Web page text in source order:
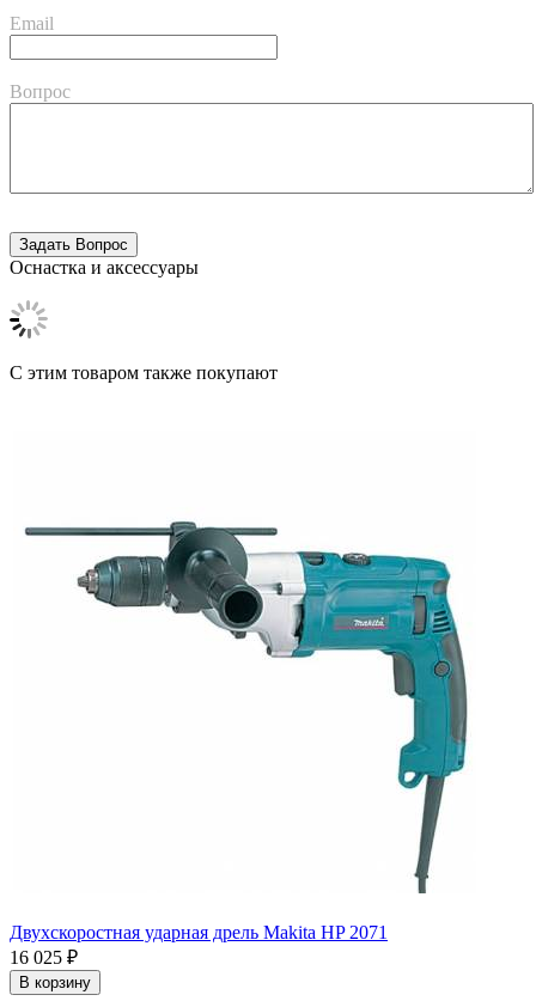
Email
Вопрос
Оснастка и аксессуары
C этим товаром также покупают
Двухскоростная ударная дрель Makita HP 2071
16 025 ₽
В корзину